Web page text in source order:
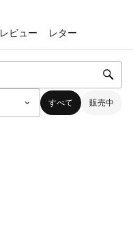
レビュー レター
すべて 販売中